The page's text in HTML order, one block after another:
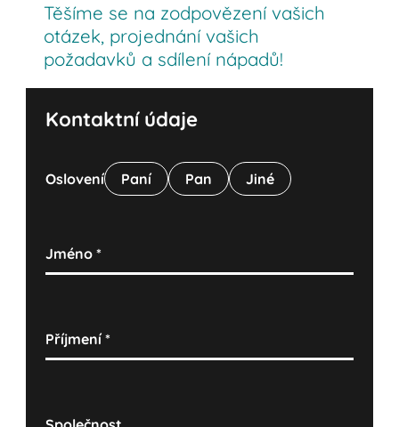
Těšíme se na zodpovězení vašich
otázek, projednání vašich
požadavků a sdílení nápadů!
Kontaktní údaje
Oslovení Paní Pan Jiné
Jméno*
Příjmení*